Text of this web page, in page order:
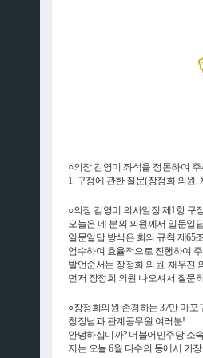
○의장 김영미 좌석을 정돈하여
1. 구정에 관한 질문(장정희 의원,
○의장 김영미 의사일정 제1항 구
오늘은 네 분의 의원께서 일문일
일문일답 방식은 회의 규칙 제65
엄수하여 효율적으로 진행하여
발언순서는 장정희 의원, 채우진
먼저 장정희 의원 나오셔서 질문
○장정희의원 존경하는 37만 마포
청장님과 관계공무원 여러분!
안녕하십니까? 더불어민주당 소
저는 오늘 6월 다수의 동에서 가